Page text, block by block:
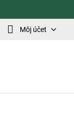
Môj účet